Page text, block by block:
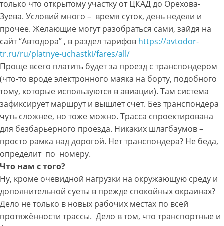
только что открытому участку от ЦКАД до Орехова-
Зуева. Условий много – время суток, день недели и
прочее. Желающие могут разобраться сами, зайдя на
сайт “Автодора” , в раздел тарифов https://avtodor-
tr.ru/ru/platnye-uchastki/fares/all/
Проще всего платить будет за проезд с транспондером
(что-то вроде электронного маяка на борту, подобного
тому, которые используются в авиации). Там система
зафиксирует маршрут и вышлет счет. Без транспондера
чуть сложнее, но тоже можно. Трасса спроектирована
для безбарьерного проезда. Никаких шлагбаумов –
просто рамка над дорогой. Нет транспондера? Не беда,
определит по номеру.
Что нам с того?
Ну, кроме очевидной нагрузки на окружающую среду и
дополнительной суеты в прежде спокойных окраинах?
Дело не только в новых рабочих местах по всей
протяжённости трассы. Дело в том, что транспортные и